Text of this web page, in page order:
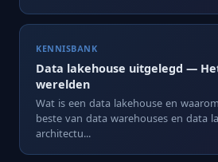
KENNISBANK
Data lakehouse uitgelegd —
werelden
Wat is een data lakehouse en
beste van data warehouses en data
architectu...